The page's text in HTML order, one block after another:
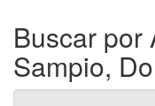
Buscar por
Sampio,